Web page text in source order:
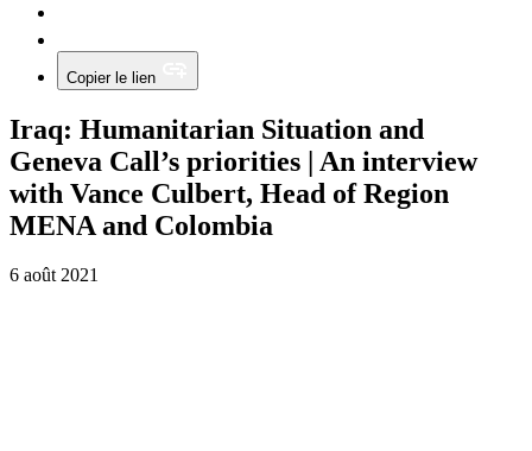
Copier le lien
Iraq: Humanitarian Situation and
Geneva Call’s priorities | An interview
with Vance Culbert, Head of Region
MENA and Colombia
6 août 2021